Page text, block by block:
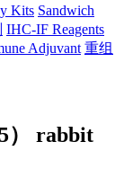
Kits Sandwich
IHC-IF Reagents
Adjuvant 重组
） rabbit